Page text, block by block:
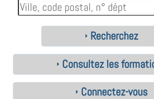
Recherchez
Consultez les
Connectez-vous